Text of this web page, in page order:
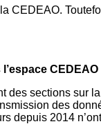
CEDEAO.
CEDEAO
des sections sur
des
depuis 2014